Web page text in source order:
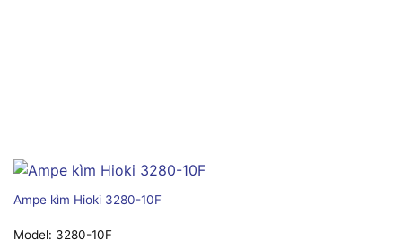
Ampe kìm Hioki 3280-10F
Model: 3280-10F